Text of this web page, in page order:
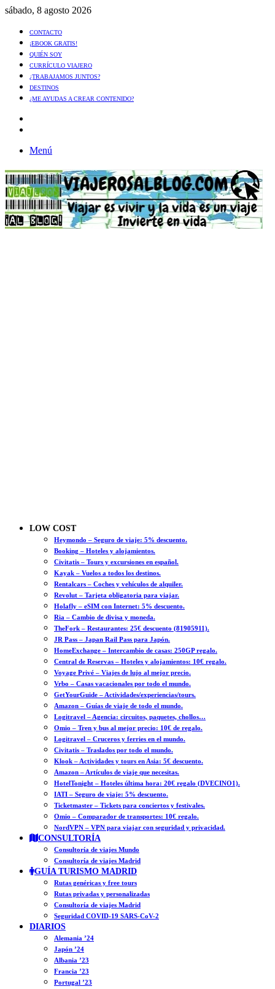
sábado, 8 agosto 2026
CONTACTO
¡EBOOK GRATIS!
QUIÉN SOY
CURRÍCULO VIAJERO
¿TRABAJAMOS JUNTOS?
DESTINOS
¿ME AYUDAS A CREAR CONTENIDO?
Menú
LOW COST
Heymondo – Seguro de viaje: 5% descuento.
Booking – Hoteles y alojamientos.
Civitatis – Tours y excursiones en español.
Kayak – Vuelos a todos los destinos.
Rentalcars – Coches y vehículos de alquiler.
Revolut – Tarjeta obligatoria para viajar.
Holafly – eSIM con Internet: 5% descuento.
Ria – Cambio de divisa y moneda.
TheFork – Restaurantes: 25€ descuento (81905911).
JR Pass – Japan Rail Pass para Japón.
HomeExchange – Intercambio de casas: 250GP regalo.
Central de Reservas – Hoteles y alojamientos: 10€ regalo.
Voyage Privé – Viajes de lujo al mejor precio.
Vrbo – Casas vacacionales por todo el mundo.
GetYourGuide – Actividades/experiencias/tours.
Amazon – Guías de viaje de todo el mundo.
Logitravel – Agencia: circuitos, paquetes, chollos…
Omio – Tren y bus al mejor precio: 10€ de regalo.
Logitravel – Cruceros y ferries en el mundo.
Civitatis – Traslados por todo el mundo.
Klook – Actividades y tours en Asia: 5€ descuento.
Amazon – Artículos de viaje que necesitas.
HotelTonight – Hoteles última hora: 20€ regalo (DVECINO1).
IATI – Seguro de viaje: 5% descuento.
Ticketmaster – Tickets para conciertos y festivales.
Omio – Comparador de transportes: 10€ regalo.
NordVPN – VPN para viajar con seguridad y privacidad.
CONSULTORÍA
Consultoría de viajes Mundo
Consultoría de viajes Madrid
GUÍA TURISMO MADRID
Rutas genéricas y free tours
Rutas privadas y personalizadas
Consultoría de viajes Madrid
Seguridad COVID-19 SARS-CoV-2
DIARIOS
Alemania ’24
Japón ’24
Albania ’23
Francia ’23
Portugal ’23